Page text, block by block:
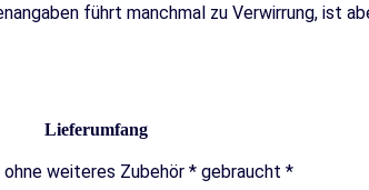
führt manchmal zu Verwirrung, ist
Lieferumfang
weiteres Zubehör * gebraucht *